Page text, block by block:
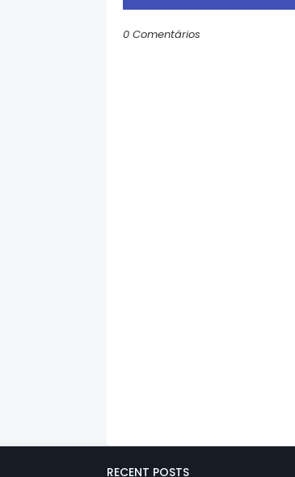
0 Comentários
RECENT POSTS